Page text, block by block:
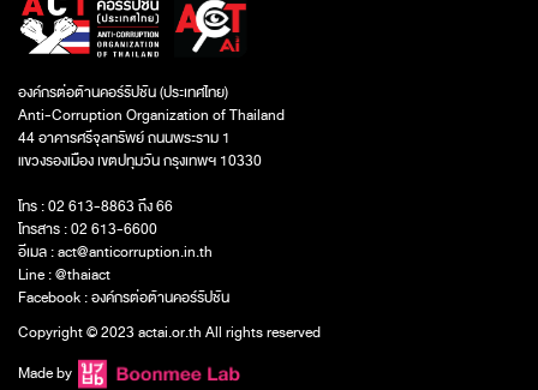
องค์กรต่อต้านคอร์รัปชัน (ประเทศไทย)
Anti-Corruption Organization of Thailand
44 อาคารศรีจุลทรัพย์ ถนนพระราม 1
แขวงรองเมือง เขตปทุมวัน กรุงเทพฯ 10330
โทร : 02 613-8863 ถึง 66
โทรสาร : 02 613-6600
อีเมล :act@anticorruption.in.th
Line :@thaiact
Facebook :องค์กรต่อต้านคอร์รัปชัน
Copyright © 2023 actai.or.th All rights reserved
Made by